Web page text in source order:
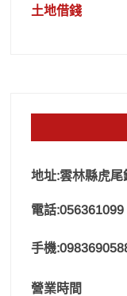
土地借錢
地址:雲林縣虎
電話:056361099
手機
營業時間